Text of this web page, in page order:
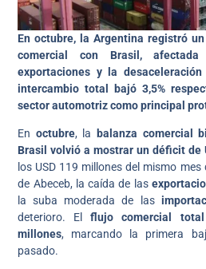
En octubre, la Argentina registró
comercial con Brasil,
exportaciones y la
intercambio total bajó 3,5%
sector automotriz como principal
En octubre, la
balanza comercial
Brasil volvió a mostrar un déficit de
los USD 119 millones del mismo
de Abeceb, la caída de las
la suba moderada de las
deterioro. Elflujo comercial total
millones, marcando la primera
pasado.